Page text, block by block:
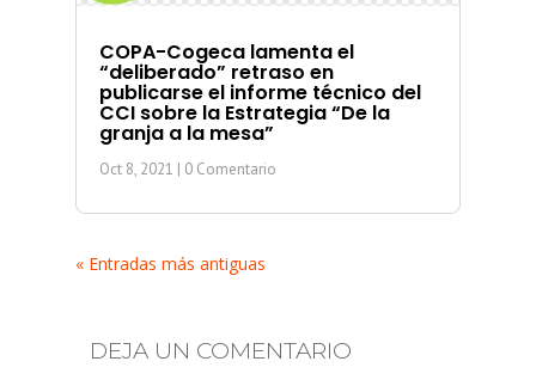
COPA-Cogeca lamenta el
“deliberado” retraso en
publicarse el informe técnico del
CCI sobre la Estrategia “De la
granja a la mesa”
Oct 8, 2021 | 0 Comentario
« Entradas más antiguas
DEJA UN COMENTARIO